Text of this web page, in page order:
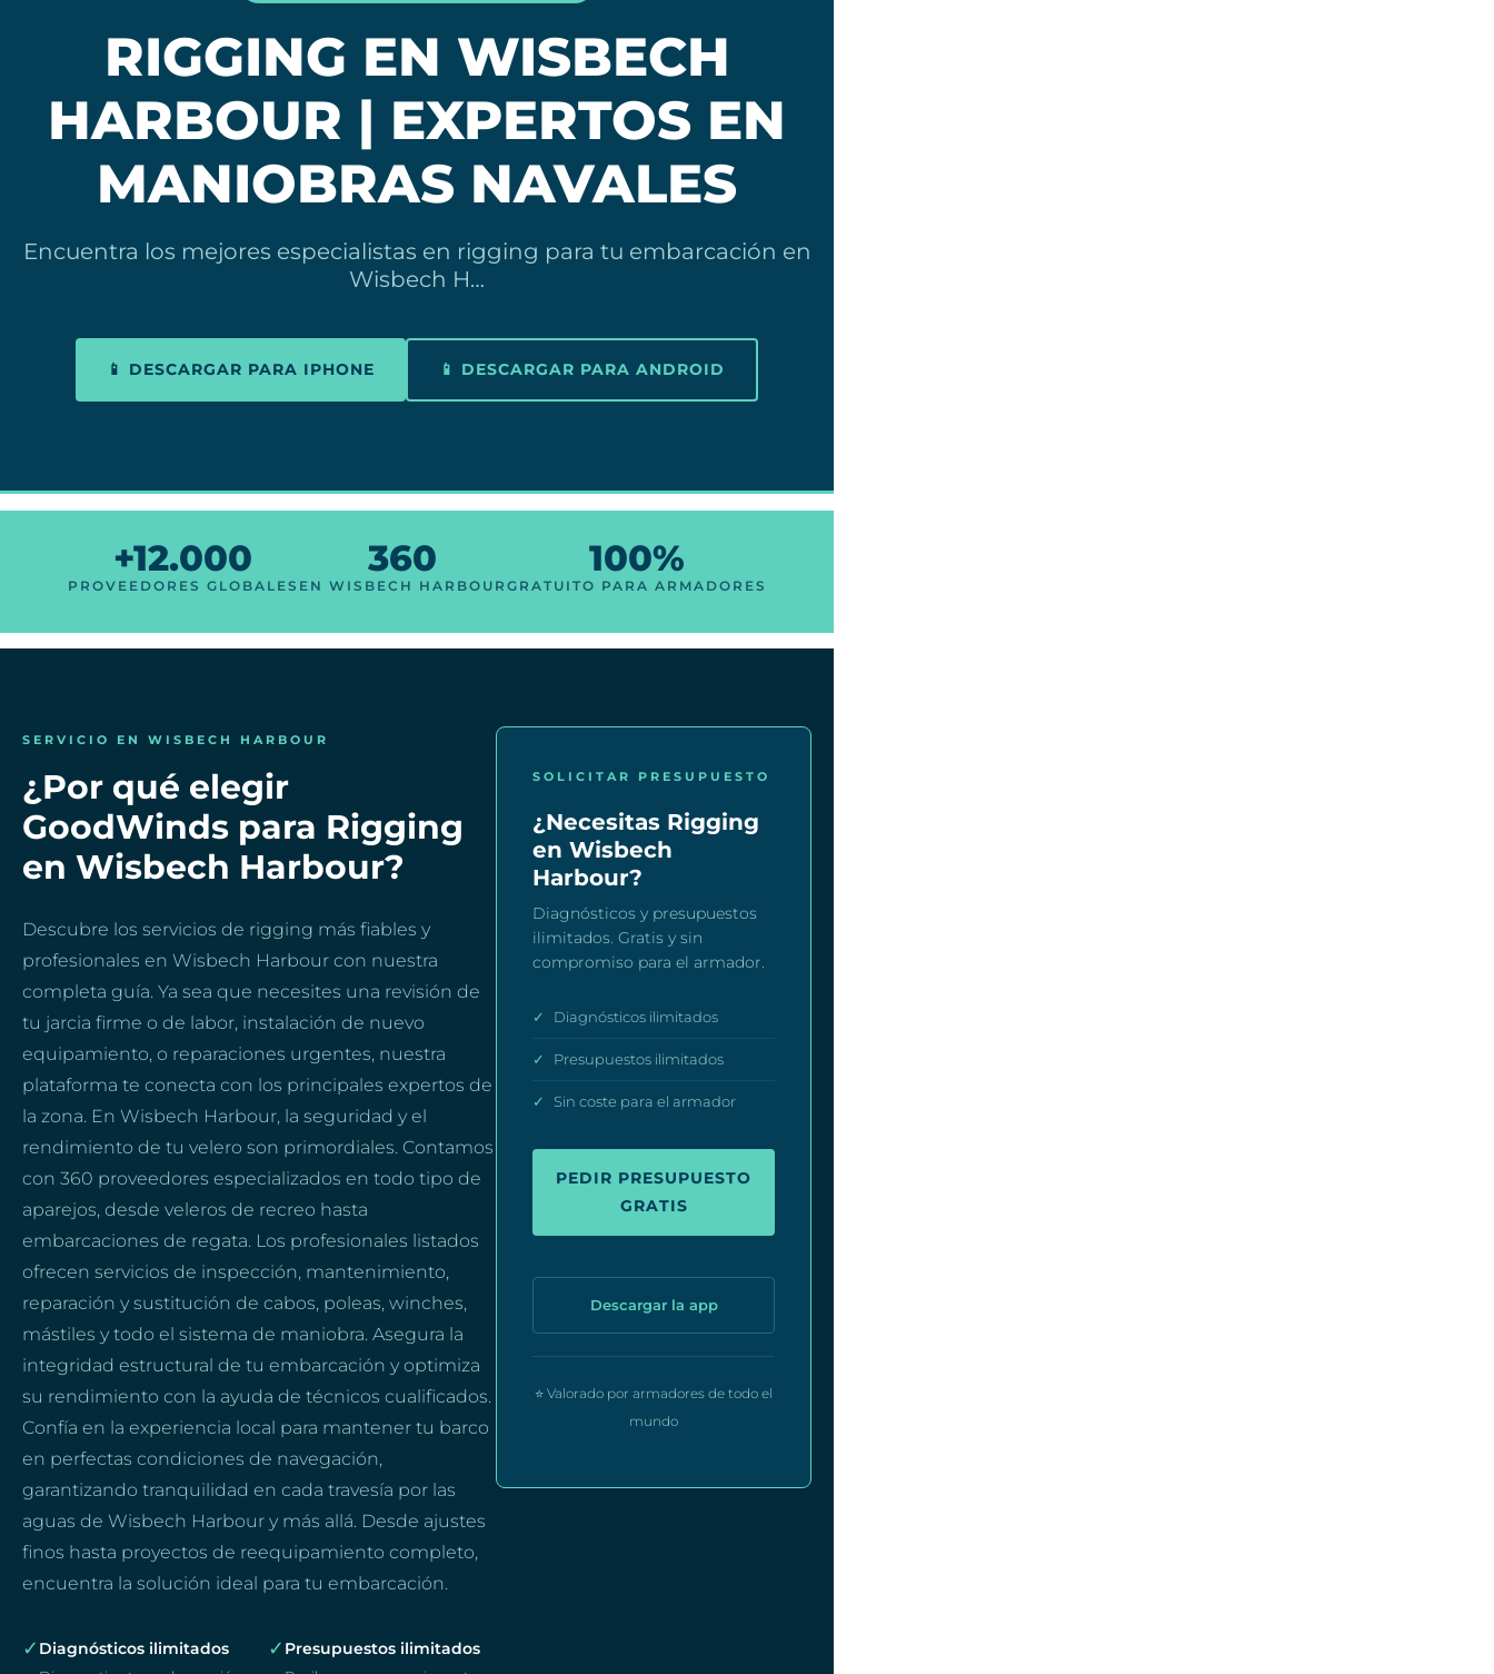
RIGGING EN WISBECH
HARBOUR | EXPERTOS EN
MANIOBRAS NAVALES
Encuentra los mejores especialistas en rigging para tu embarcación en
Wisbech H…
📱 DESCARGAR PARA IPHONE 📱 DESCARGAR PARA ANDROID
+12.000
PROVEEDORES GLOBALES
360
EN WISBECH HARBOUR
100%
GRATUITO PARA ARMADORES
SERVICIO EN WISBECH HARBOUR
¿Por qué elegir
GoodWinds para Rigging
en Wisbech Harbour?
Descubre los servicios de rigging más fiables y
profesionales en Wisbech Harbour con nuestra
completa guía. Ya sea que necesites una revisión de
tu jarcia firme o de labor, instalación de nuevo
equipamiento, o reparaciones urgentes, nuestra
plataforma te conecta con los principales expertos de
la zona. En Wisbech Harbour, la seguridad y el
rendimiento de tu velero son primordiales. Contamos
con 360 proveedores especializados en todo tipo de
aparejos, desde veleros de recreo hasta
embarcaciones de regata. Los profesionales listados
ofrecen servicios de inspección, mantenimiento,
reparación y sustitución de cabos, poleas, winches,
mástiles y todo el sistema de maniobra. Asegura la
integridad estructural de tu embarcación y optimiza
su rendimiento con la ayuda de técnicos cualificados.
Confía en la experiencia local para mantener tu barco
en perfectas condiciones de navegación,
garantizando tranquilidad en cada travesía por las
aguas de Wisbech Harbour y más allá. Desde ajustes
finos hasta proyectos de reequipamiento completo,
encuentra la solución ideal para tu embarcación.
✓ Diagnósticos ilimitados ✓ Presupuestos ilimitados
SOLICITAR PRESUPUESTO
¿Necesitas Rigging
en Wisbech
Harbour?
Diagnósticos y presupuestos
ilimitados. Gratis y sin
compromiso para el armador.
✓ Diagnósticos ilimitados
✓ Presupuestos ilimitados
✓ Sin coste para el armador
PEDIR PRESUPUESTO
GRATIS
Descargar la app
⭐ Valorado por armadores de todo el
mundo